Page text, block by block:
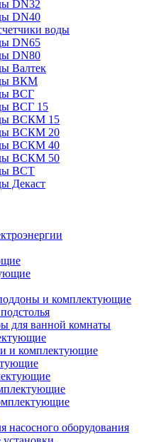
DN32
DN40
воды
DN65
DN80
Валтек
ВКМ
ВСГ
ВСГ 15
ВСКМ 15
ВСКМ 20
ВСКМ 40
ВСКМ 50
ВСТ
Декаст
и комплектующие
для ванной комнаты
и комплектующие
насосного оборудования